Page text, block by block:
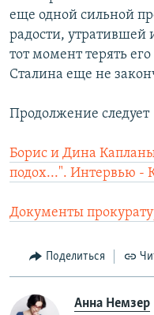
еще одной сильной
радости, утратившей
тот момент терять
Сталина еще не
Продолжение следует
Борис и Дина
подох...". Интервью -
Документы
Поделиться
Анна Немзер